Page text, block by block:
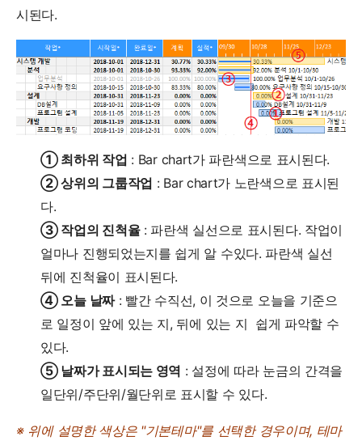
시된다.
① 최하위 작업 : Bar chart가 파란색으로 표시된다.
② 상위의 그룹작업 : Bar chart가 노란색으로 표시된
다.
③ 작업의 진척율: 파란색 실선으로 표시된다. 작업이
얼마나 진행되었는지를 쉽게 알 수있다. 파란색 실선
뒤에 진척율이 표시된다.
④ 오늘 날짜: 빨간 수직선, 이 것으로 오늘을 기준으
로 일정이 앞에 있는 지, 뒤에 있는 지 쉽게 파악할 수
있다.
⑤ 날짜가 표시되는 영역 : 설정에 따라 눈금의 간격을
일단위/주단위/월단위로 표시할 수 있다.
※ 위에 설명한 색상은 "기본테마"를 선택한 경우이며, 테마